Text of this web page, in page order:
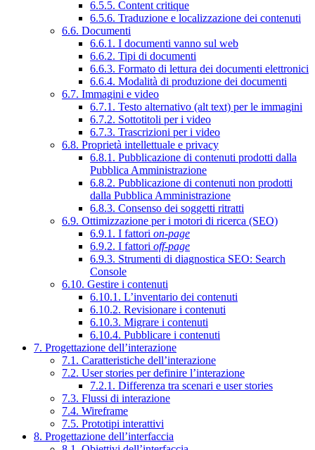
6.5.5. Content critique
6.5.6. Traduzione e localizzazione dei contenuti
6.6. Documenti
6.6.1. I documenti vanno sul web
6.6.2. Tipi di documenti
6.6.3. Formato di lettura dei documenti elettronici
6.6.4. Modalità di produzione dei documenti
6.7. Immagini e video
6.7.1. Testo alternativo (alt text) per le immagini
6.7.2. Sottotitoli per i video
6.7.3. Trascrizioni per i video
6.8. Proprietà intellettuale e privacy
6.8.1. Pubblicazione di contenuti prodotti dalla
Pubblica Amministrazione
6.8.2. Pubblicazione di contenuti non prodotti
dalla Pubblica Amministrazione
6.8.3. Consenso dei soggetti ritratti
6.9. Ottimizzazione per i motori di ricerca (SEO)
6.9.1. I fattori on-page
6.9.2. I fattori off-page
6.9.3. Strumenti di diagnostica SEO: Search
Console
6.10. Gestire i contenuti
6.10.1. L’inventario dei contenuti
6.10.2. Revisionare i contenuti
6.10.3. Migrare i contenuti
6.10.4. Pubblicare i contenuti
7. Progettazione dell’interazione
7.1. Caratteristiche dell’interazione
7.2. User stories per definire l’interazione
7.2.1. Differenza tra scenari e user stories
7.3. Flussi di interazione
7.4. Wireframe
7.5. Prototipi interattivi
8. Progettazione dell’interfaccia